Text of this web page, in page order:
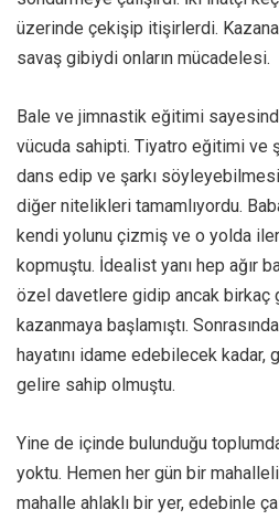
üzerinde çekişip itişirlerdi.
savaş gibiydi onların mücadelesi.
Bale ve jimnastik eğitimi
vücuda sahipti. Tiyatro eğitimi ve
dans edip ve şarkı
diğer nitelikleri tamamlıyordu.
kendi yolunu çizmiş ve o yolda
kopmuştu. İdealist yanı hep ağır
özel davetlere gidip ancak birkaç
kazanmaya başlamıştı.
hayatını idame edebilecek kadar,
gelire sahip olmuştu.
Yine de içinde bulunduğu
yoktu. Hemen her gün bir mahalleli
mahalle ahlaklı bir yer, edebinle